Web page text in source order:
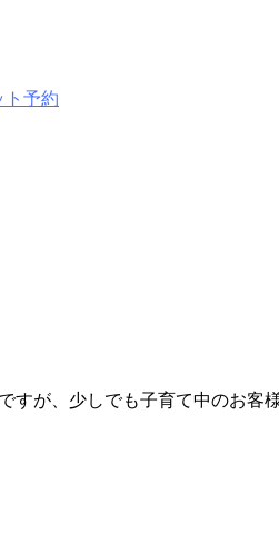
が、少しでも子育て中のお客